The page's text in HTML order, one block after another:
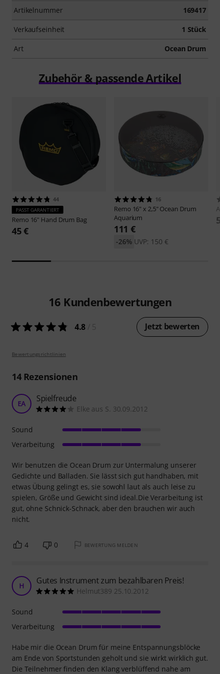
Artikelnummer 169417
Verkaufseinheit 1 Stück
Art Ocean Drum
Zubehör & passende Artikel
44
PASST GARANTIERT
Remo 16" Hand Drum Bag
45 €
16
Remo 16" x 2,5" Ocean Drum
Aquarium
111 €
UVP: 150 €
-26%
16 Kundenbewertungen
4.8 Jetzt bewerten
Bewertungsrichtlinien
14Rezensionen
EA Spielfreude
Elke aus S. 30.09.2012
Wir benutzen die Ocean Drum zur Untermalung unserer
Gedichte und Balladen. Sie lässt sich gut handhaben, mit
etwas Übung gelingt es, sie sowohl laut als auch leise zu
spielen, Größe und Gewicht sind ideal.Die Verarbeitung ist
gut, ohne Schnick-Schnack, aber den brauchen wir auch
nicht.
Sound
Verarbeitung
4 0 BEWERTUNG MELDEN
H Gutes Instrument zum bezahlbaren Preis!
Helmut389 25.10.2012
Habe mir die Ocean Drum für meine Entspannungsblöcke
am Ende von Sportstunden geholt und sie wirkt wirklich gut.
Die Teilnehmer finden den Klang verblüffend nahe am
Sound
Verarbeitung